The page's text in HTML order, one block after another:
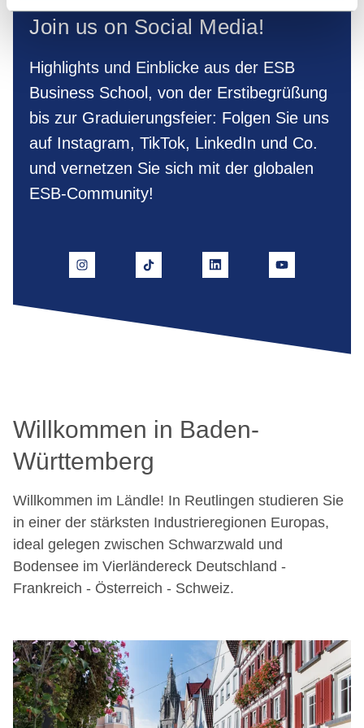
Join us on Social Media!
Highlights und Einblicke aus der ESB
Business School, von der Erstibegrüßung
bis zur Graduierungsfeier: Folgen Sie uns
auf Instagram, TikTok, LinkedIn und Co.
und vernetzen Sie sich mit der globalen
ESB-Community!
Willkommen in Baden-
Württemberg
Willkommen im Ländle! In Reutlingen studieren Sie
in einer der stärksten Industrieregionen Europas,
ideal gelegen zwischen Schwarzwald und
Bodensee im Vierländereck Deutschland -
Frankreich - Österreich - Schweiz.